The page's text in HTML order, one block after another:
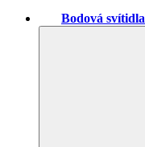
Bodová svítidla